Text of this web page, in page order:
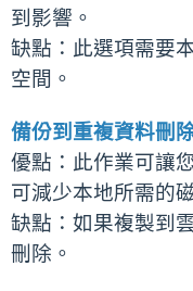
到影響。
缺點：此選項需要
空間。
備份到重複資料刪
優點：此作業可讓
可減少本地所需的
缺點：如果複製到
刪除。